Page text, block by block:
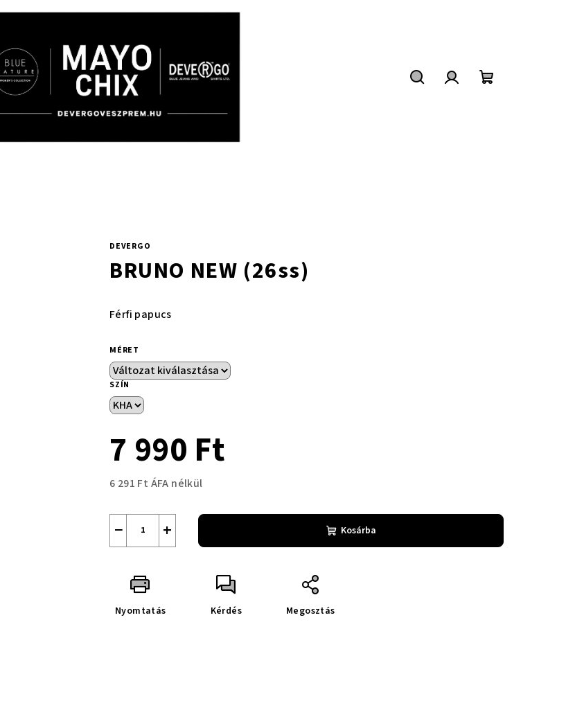
DEVERGO
BRUNO NEW (26ss)
Férfi papucs
MÉRET
SZÍN
7 990 Ft
6 291 Ft ÁFA nélkül
+
− Kosárba
Nyomtatás Kérdés Megosztás